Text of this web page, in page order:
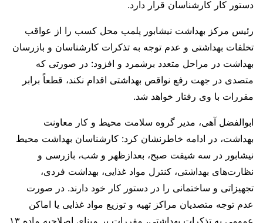
دستور کار کارشناسان قرار دارد.
رئیس مرکز بهداشت نیشابور پلمب محل کسب را از عواقب
تخلفات بهداشتی و عدم توجه به تذکرات کارشناسان و بازرسان
بهداشت در مراحل متعدد برشمرد و افزود: در صورتی که
متصدی در جهت رفع نواقص بهداشتی اقدام نکند، قطعاً برابر
مقررات با وی رفتار خواهد شد.
ابوالفضل آهی، مدیر گروه سلامت محیط و کار معاونت
بهداشت، در ادامه خاطرنشان کرد: کارشناسان بهداشت محیط
نیشابور در سه شیفت صبح، بعدازظهر و شب، بازرسی و
نظارت‌های بهداشتی، کنترل مواد غذایی، بهداشت فردی،
تجهیزاتی و ساختمانی را در دستور کار خود دارند. در صورت
عدم توجه متصدیان مراکز تهیه و توزیع مواد غذایی یا اماکن
عمومی به تذکرات بهداشتی، مقررات بر مبنای اصلاحیه ماده ۱۳